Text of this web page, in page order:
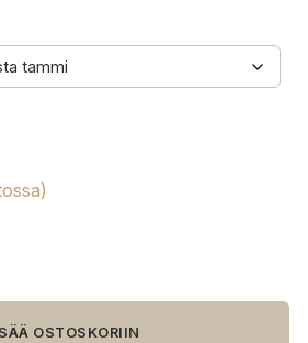
OSTOSKORIIN